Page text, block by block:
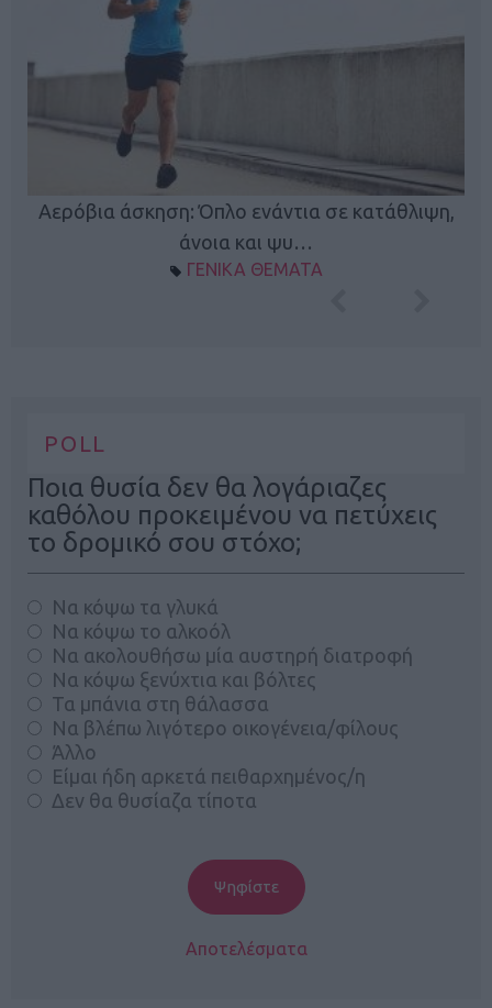
Αερόβια άσκηση: Όπλο ενάντια σε κατάθλιψη,
άνοια και ψυ…
ΓΕΝΙΚΑ ΘΕΜΑΤΑ
POLL
Ποια θυσία δεν θα λογάριαζες
καθόλου προκειμένου να πετύχεις
το δρομικό σου στόχο;
Να κόψω τα γλυκά
Να κόψω το αλκοόλ
Να ακολουθήσω μία αυστηρή διατροφή
Να κόψω ξενύχτια και βόλτες
Τα μπάνια στη θάλασσα
Να βλέπω λιγότερο οικογένεια/φίλους
Άλλο
Είμαι ήδη αρκετά πειθαρχημένος/η
Δεν θα θυσίαζα τίποτα
Αποτελέσματα